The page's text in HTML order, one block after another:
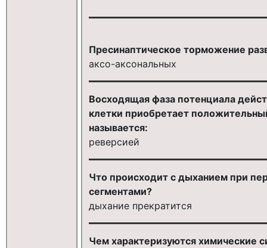
Пресинаптическое торможение
аксо-аксональных
Восходящая фаза потенциала
клетки приобретает
называется:
реверсией
Что происходит с дыханием при
сегментами?
дыхание прекратится
Чем характеризуются химические